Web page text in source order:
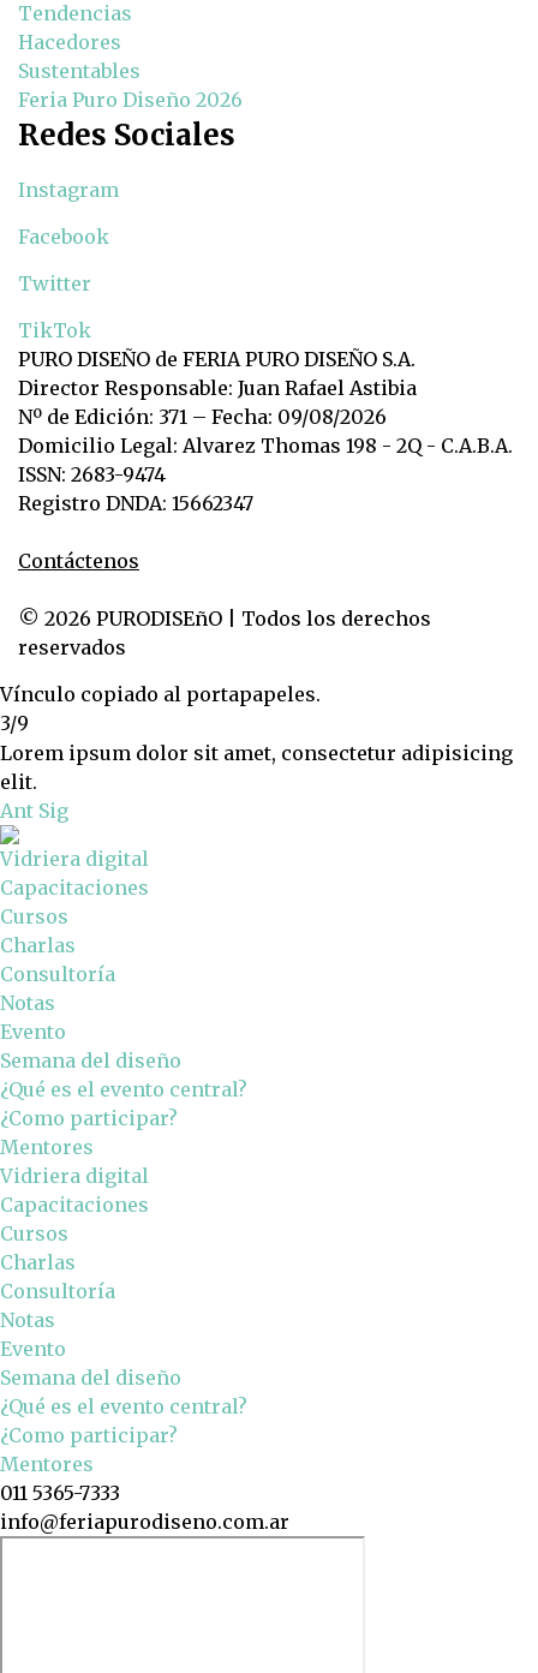
Tendencias
Hacedores
Sustentables
Feria Puro Diseño 2026
Redes Sociales
Instagram
Facebook
Twitter
TikTok
PURO DISEÑO de FERIA PURO DISEÑO S.A.
Director Responsable: Juan Rafael Astibia
Nº de Edición: 371 – Fecha: 09/08/2026
Domicilio Legal: Alvarez Thomas 198 - 2Q - C.A.B.A.
ISSN: 2683-9474
Registro DNDA: 15662347
Contáctenos
© 2026 PURODISEñO | Todos los derechos
reservados
Vínculo copiado al portapapeles.
3/9
Lorem ipsum dolor sit amet, consectetur adipisicing
elit.
Ant Sig
Vidriera digital
Capacitaciones
Cursos
Charlas
Consultoría
Notas
Evento
Semana del diseño
¿Qué es el evento central?
¿Como participar?
Mentores
Vidriera digital
Capacitaciones
Cursos
Charlas
Consultoría
Notas
Evento
Semana del diseño
¿Qué es el evento central?
¿Como participar?
Mentores
011 5365-7333
info@feriapurodiseno.com.ar